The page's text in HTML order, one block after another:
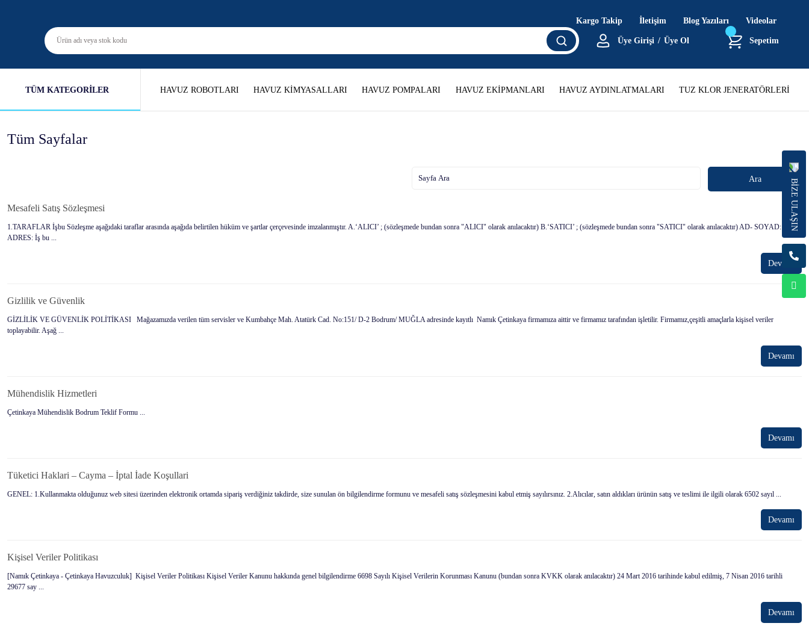
Kargo Takip İletişim Blog Yazıları Videolar
Üye Girişi / Üye Ol Sepetim
TÜM KATEGORİLER HAVUZ ROBOTLARI HAVUZ KİMYASALLARI HAVUZ POMPALARI HAVUZ EKİPMANLARI HAVUZ AYDINLATMALARI TUZ KLOR JENERATÖRLERİ
Tüm Sayfalar
Mesafeli Satış Sözleşmesi
1.TARAFLAR İşbu Sözleşme aşağıdaki taraflar arasında aşağıda belirtilen hüküm ve şartlar çerçevesinde imzalanmıştır. A.‘ALICI’ ; (sözleşmede bundan sonra "ALICI" olarak anılacaktır) B.‘SATICI’ ; (sözleşmede bundan sonra "SATICI" olarak anılacaktır) AD- SOYAD:
ADRES: İş bu ...
Devamı
Gizlilik ve Güvenlik
GİZLİLİK VE GÜVENLİK POLİTİKASI Mağazamızda verilen tüm servisler ve Kumbahçe Mah. Atatürk Cad. No:151/ D-2 Bodrum/ MUĞLA adresinde kayıtlı Namık Çetinkaya firmamıza aittir ve firmamız tarafından işletilir. Firmamız,çeşitli amaçlarla kişisel veriler
toplayabilir. Aşağ ...
Devamı
Mühendislik Hizmetleri
Çetinkaya Mühendislik Bodrum Teklif Formu ...
Devamı
Tüketici Haklari – Cayma – İptal İade Koşullari
GENEL: 1.Kullanmakta olduğunuz web sitesi üzerinden elektronik ortamda sipariş verdiğiniz takdirde, size sunulan ön bilgilendirme formunu ve mesafeli satış sözleşmesini kabul etmiş sayılırsınız. 2.Alıcılar, satın aldıkları ürünün satış ve teslimi ile ilgili olarak 6502 sayıl ...
Devamı
Kişisel Veriler Politikası
[Namık Çetinkaya - Çetinkaya Havuzculuk] Kişisel Veriler Politikası Kişisel Veriler Kanunu hakkında genel bilgilendirme 6698 Sayılı Kişisel Verilerin Korunması Kanunu (bundan sonra KVKK olarak anılacaktır) 24 Mart 2016 tarihinde kabul edilmiş, 7 Nisan 2016 tarihli
29677 say ...
Devamı
BİZE ULAŞIN